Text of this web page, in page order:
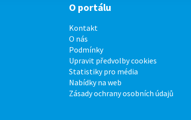
O portálu
Kontakt
O nás
Podmínky
Upravit předvolby cookies
Statistiky pro média
Nabídky na web
Zásady ochrany osobních údajů